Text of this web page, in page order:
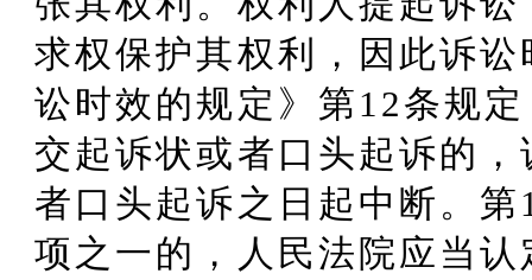
求权保护其权利，因此诉
讼时效的规定》第12条规
交起诉状或者口头起诉的
者口头起诉之日起中断。
项之一的，人民法院应当